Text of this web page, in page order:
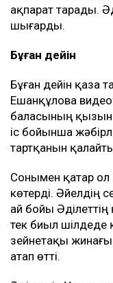
шығарды.
Ешанқұлова
баласының
іс бойынша
тартқанын
көтерді. Әйелдің
ай бойы
тек биыл
зейнетақы
атап өтті.